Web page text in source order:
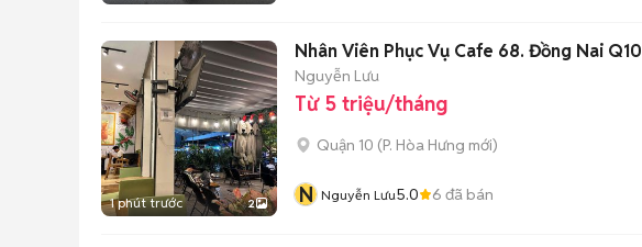
1 phút trước 2
Nhân Viên Phục Vụ Cafe 68. Đồng Nai Q10
Nguyễn Lưu
Từ 5 triệu/tháng
Quận 10 (P. Hòa Hưng mới)
N Nguyễn Lưu5.0 6 đã bán